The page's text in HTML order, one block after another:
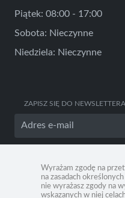
Wyrażam zgodę na
na zasadach
nie wyrażasz zgody na
wskazanych w niej
ZAPISZ SIĘ DO NEWSLETTERA
Piątek: 08:00 - 17:00
Sobota: Nieczynne
Niedziela: Nieczynne